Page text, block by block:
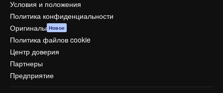
Условия и положения
Политика конфиденциальности
Оригиналы Новое
Политика файлов cookie
Центр доверия
Партнеры
Предприятие